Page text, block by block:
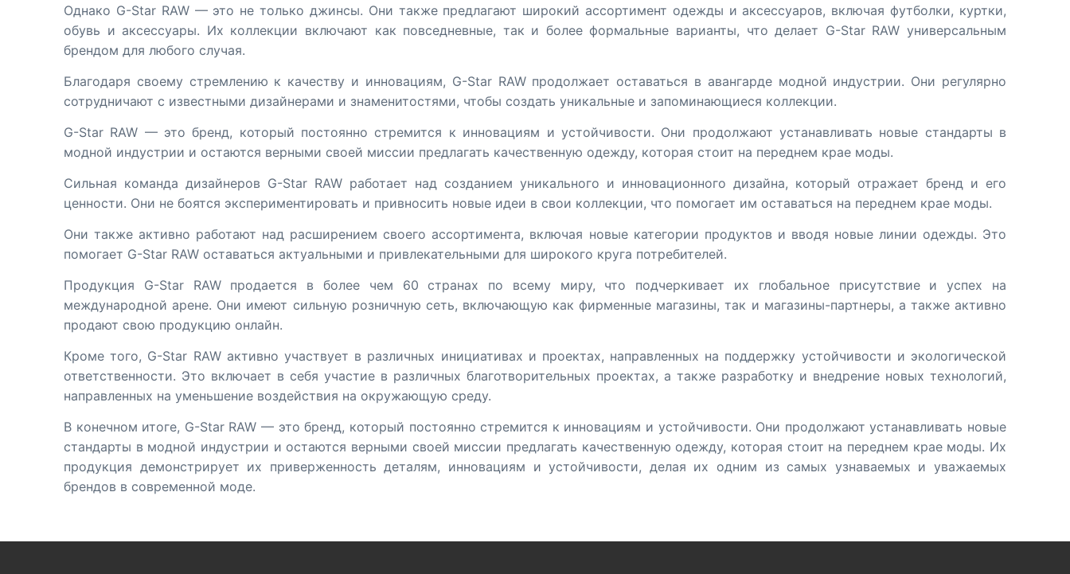
Однако G-Star RAW — это не только джинсы. Они также предлагают широкий ассортимент одежды и аксессуаров, включая футболки, куртки,
обувь и аксессуары. Их коллекции включают как повседневные, так и более формальные варианты, что делает G-Star RAW универсальным
брендом для любого случая.
Благодаря своему стремлению к качеству и инновациям, G-Star RAW продолжает оставаться в авангарде модной индустрии. Они регулярно
сотрудничают с известными дизайнерами и знаменитостями, чтобы создать уникальные и запоминающиеся коллекции.
G-Star RAW — это бренд, который постоянно стремится к инновациям и устойчивости. Они продолжают устанавливать новые стандарты в
модной индустрии и остаются верными своей миссии предлагать качественную одежду, которая стоит на переднем крае моды.
Сильная команда дизайнеров G-Star RAW работает над созданием уникального и инновационного дизайна, который отражает бренд и его
ценности. Они не боятся экспериментировать и привносить новые идеи в свои коллекции, что помогает им оставаться на переднем крае моды.
Они также активно работают над расширением своего ассортимента, включая новые категории продуктов и вводя новые линии одежды. Это
помогает G-Star RAW оставаться актуальными и привлекательными для широкого круга потребителей.
Продукция G-Star RAW продается в более чем 60 странах по всему миру, что подчеркивает их глобальное присутствие и успех на
международной арене. Они имеют сильную розничную сеть, включающую как фирменные магазины, так и магазины-партнеры, а также активно
продают свою продукцию онлайн.
Кроме того, G-Star RAW активно участвует в различных инициативах и проектах, направленных на поддержку устойчивости и экологической
ответственности. Это включает в себя участие в различных благотворительных проектах, а также разработку и внедрение новых технологий,
направленных на уменьшение воздействия на окружающую среду.
В конечном итоге, G-Star RAW — это бренд, который постоянно стремится к инновациям и устойчивости. Они продолжают устанавливать новые
стандарты в модной индустрии и остаются верными своей миссии предлагать качественную одежду, которая стоит на переднем крае моды. Их
продукция демонстрирует их приверженность деталям, инновациям и устойчивости, делая их одним из самых узнаваемых и уважаемых
брендов в современной моде.